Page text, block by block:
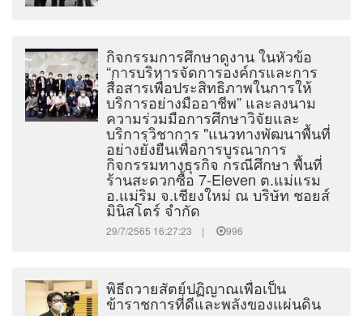
กิจกรรมการศึกษาดูงาน ในหัวข้อ
“การบริหารจัดการองค์กรและการ
สื่อสารเพื่อประสิทธิภาพในการให้
บริการอย่างมืออาชีพ” และลงนาม
ความร่วมมือการศึกษาวิจัยและ
บริการวิชาการ "แนวทางพัฒนาพื้นที่
อย่างยั่งยืนเพื่อการบูรณาการ
กิจกรรมทางธุรกิจ กรณีศึกษา พื้นที่
ร้านสะดวกซื้อ 7-Eleven ต.แม่แรม
อ.แม่ริม จ.เชียงใหม่ ณ บริษัท ชอยส์
มินิสโตร์ จำกัด
29/7/2565 16:27:23 | 996
พิธีถวายสัตย์ปฏิญาณเพื่อเป็น
ข้าราชการที่ดีและพลังของแผ่นดิน